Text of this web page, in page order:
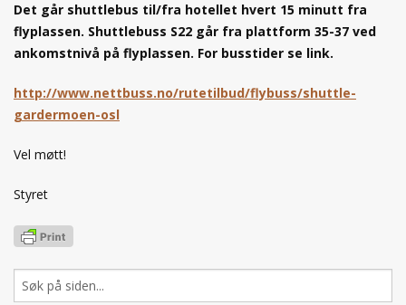
Det går shuttlebus til/fra hotellet hvert 15 minutt fra
flyplassen. Shuttlebuss S22 går fra plattform 35-37 ved
ankomstnivå på flyplassen. For busstider se link.
http://www.nettbuss.no/rutetilbud/flybuss/shuttle-
gardermoen-osl
Vel møtt!
Styret
Søk